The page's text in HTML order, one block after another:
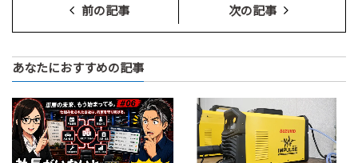
前の記事 次の記事
あなたにおすすめの記事